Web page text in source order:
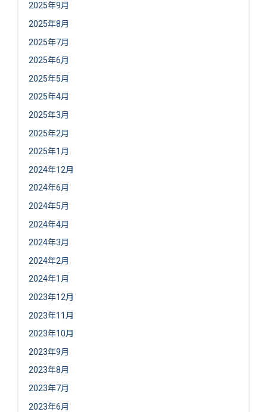
2025年9月
2025年8月
2025年7月
2025年6月
2025年5月
2025年4月
2025年3月
2025年2月
2025年1月
2024年12月
2024年6月
2024年5月
2024年4月
2024年3月
2024年2月
2024年1月
2023年12月
2023年11月
2023年10月
2023年9月
2023年8月
2023年7月
2023年6月